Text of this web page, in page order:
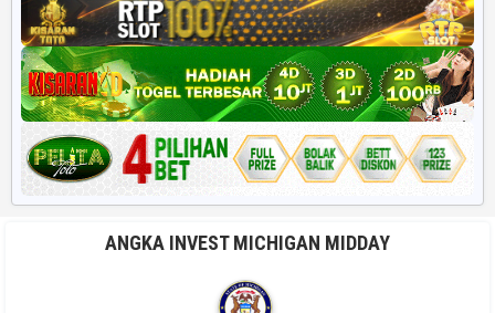
ANGKA INVEST MICHIGAN MIDDAY